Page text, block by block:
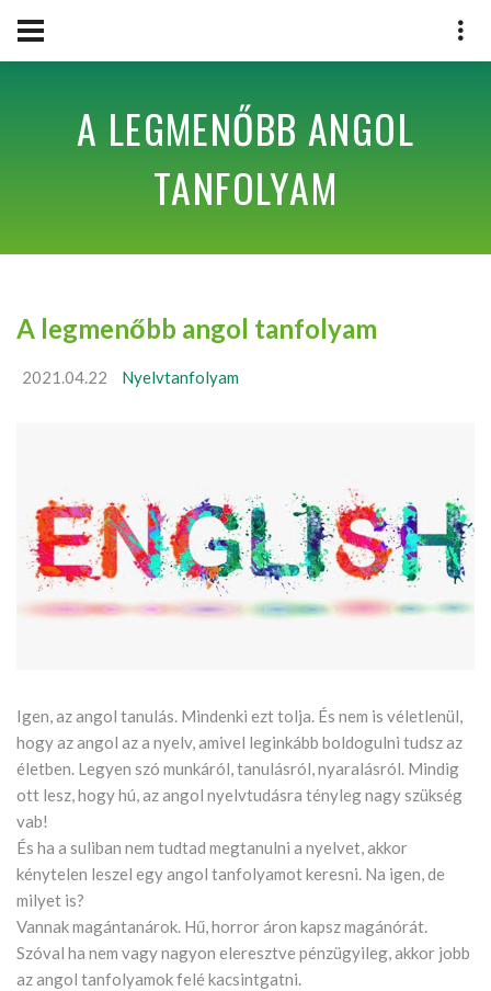
A LEGMENŐBB ANGOL
TANFOLYAM
A legmenőbb angol tanfolyam
2021.04.22 Nyelvtanfolyam
Igen, az angol tanulás. Mindenki ezt tolja. És nem is véletlenül,
hogy az angol az a nyelv, amivel leginkább boldogulni tudsz az
életben. Legyen szó munkáról, tanulásról, nyaralásról. Mindig
ott lesz, hogy hú, az angol nyelvtudásra tényleg nagy szükség
vab!
És ha a suliban nem tudtad megtanulni a nyelvet, akkor
kénytelen leszel egy angol tanfolyamot keresni. Na igen, de
milyet is?
Vannak magántanárok. Hű, horror áron kapsz magánórát.
Szóval ha nem vagy nagyon eleresztve pénzügyileg, akkor jobb
az angol tanfolyamok felé kacsintgatni.